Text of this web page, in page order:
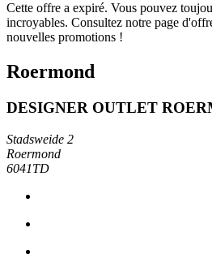
Cette offre a expiré. Vous pouvez
incroyables. Consultez notre page
nouvelles promotions !
Roermond
DESIGNER OUTLET
Stadsweide 2
Roermond
6041TD